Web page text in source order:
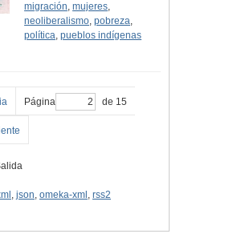
migración,mujeres,
neoliberalismo,pobreza,
política,pueblos indígenas
Página de 15
, json, omeka-xml , rss2